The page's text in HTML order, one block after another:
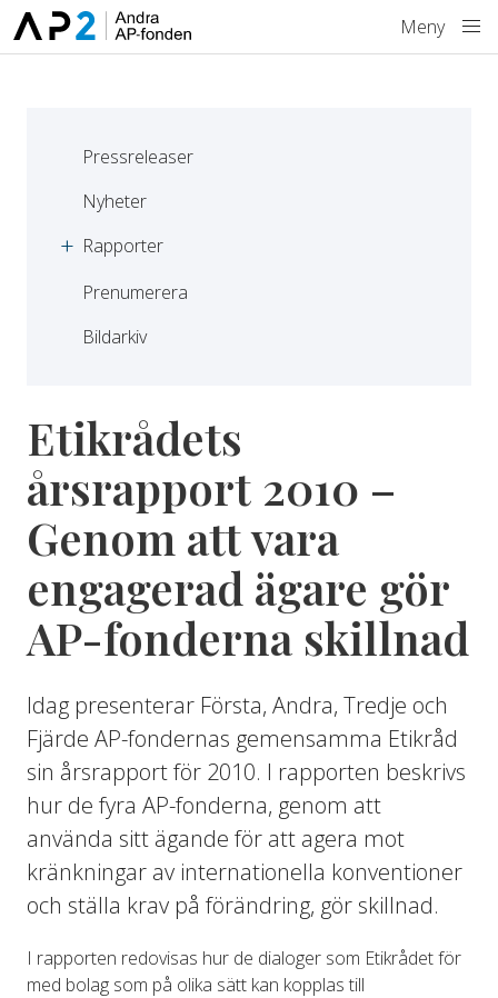
Hoppa till innehåll
Meny
Pressreleaser
Nyheter
Rapporter
Prenumerera
Bildarkiv
Etikrådets
årsrapport 2010 –
Genom att vara
engagerad ägare gör
AP-fonderna skillnad
Idag presenterar Första, Andra, Tredje och
Fjärde AP-fondernas gemensamma Etikråd
sin årsrapport för 2010. I rapporten beskrivs
hur de fyra AP-fonderna, genom att
använda sitt ägande för att agera mot
kränkningar av internationella konventioner
och ställa krav på förändring, gör skillnad.
I rapporten redovisas hur de dialoger som Etikrådet för
med bolag som på olika sätt kan kopplas till